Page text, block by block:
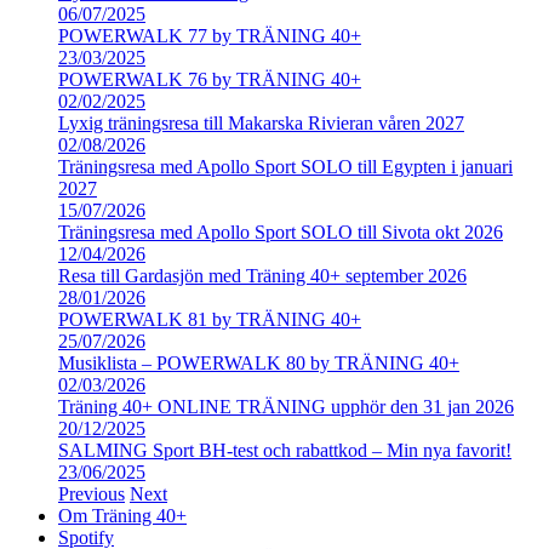
06/07/2025
POWERWALK 77 by TRÄNING 40+
23/03/2025
POWERWALK 76 by TRÄNING 40+
02/02/2025
Lyxig träningsresa till Makarska Rivieran våren 2027
02/08/2026
Träningsresa med Apollo Sport SOLO till Egypten i januari
2027
15/07/2026
Träningsresa med Apollo Sport SOLO till Sivota okt 2026
12/04/2026
Resa till Gardasjön med Träning 40+ september 2026
28/01/2026
POWERWALK 81 by TRÄNING 40+
25/07/2026
Musiklista – POWERWALK 80 by TRÄNING 40+
02/03/2026
Träning 40+ ONLINE TRÄNING upphör den 31 jan 2026
20/12/2025
SALMING Sport BH-test och rabattkod – Min nya favorit!
23/06/2025
Previous Next
Om Träning 40+
Spotify